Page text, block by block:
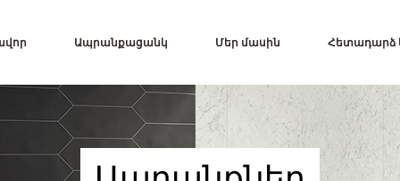
Ապրանքացանկ Մեր մասին Հետադարձ